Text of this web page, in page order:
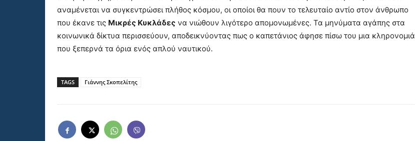
αναμένεται να συγκεντρώσει πλήθος κόσμου, οι οποίοι θα πουν το τελευταίο αντίο στον άνθρωπο
που έκανε τις Μικρές Κυκλάδες να νιώθουν λιγότερο απομονωμένες. Τα μηνύματα αγάπης στα
κοινωνικά δίκτυα περισσεύουν, αποδεικνύοντας πως ο καπετάνιος άφησε πίσω του μια κληρονομιά
που ξεπερνά τα όρια ενός απλού ναυτικού.
TAGS Γιάννης Σκοπελίτης